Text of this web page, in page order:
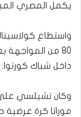
يكمل المصري
واستطاع
80 من
داخل شباك كورتوا.
وكان تشيلسي
موراتا كرة عرضية